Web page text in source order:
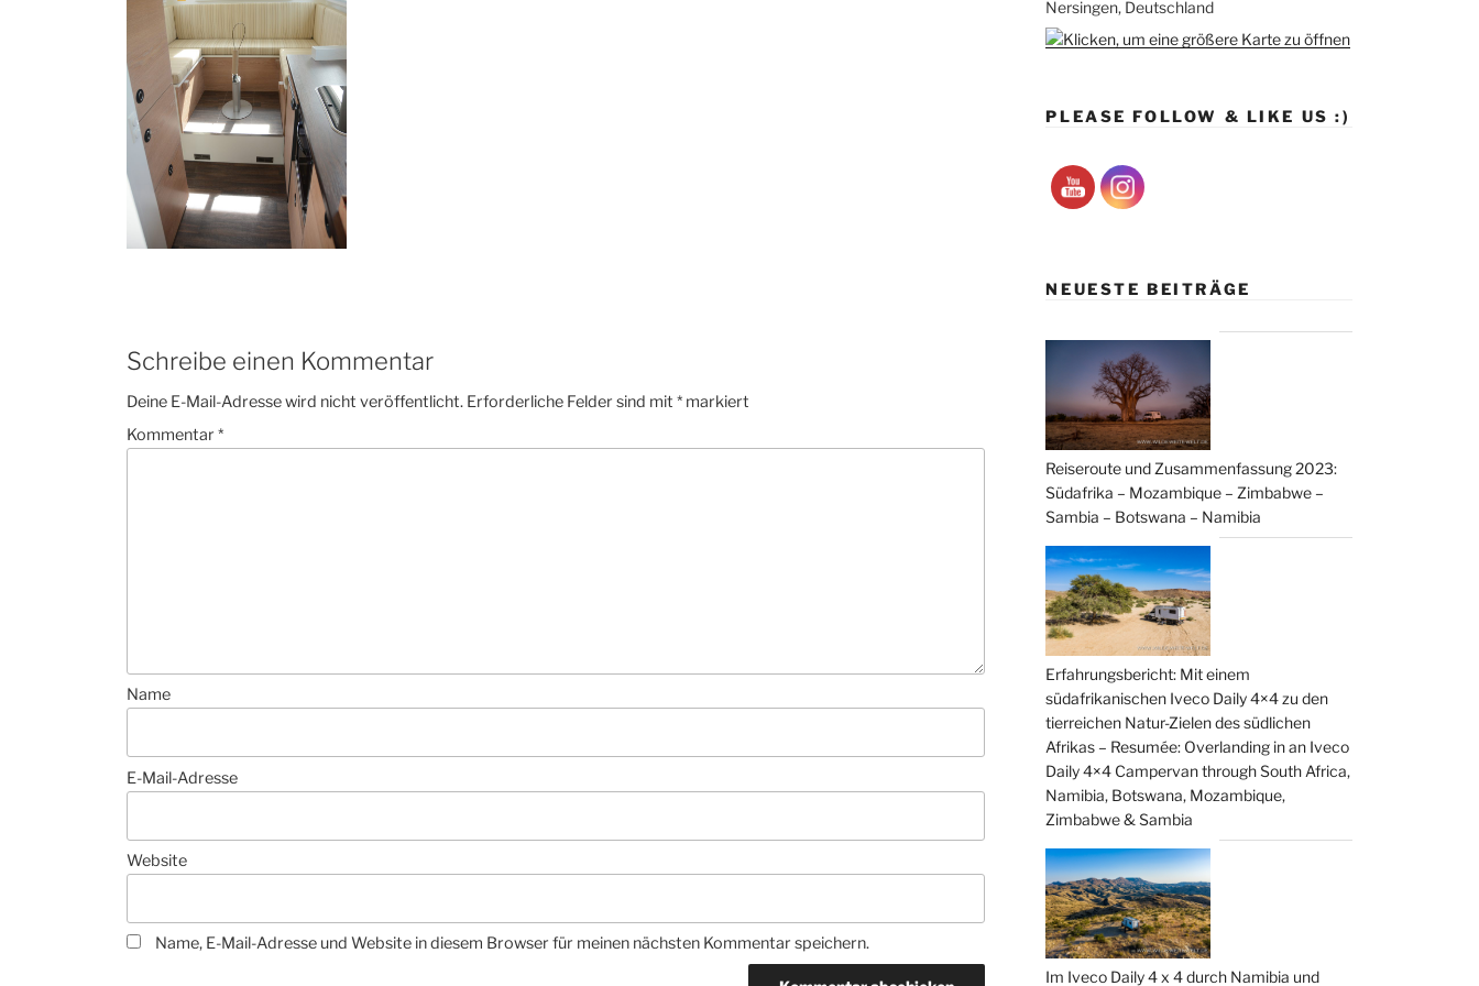
Schreibe einen Kommentar
Deine E-Mail-Adresse wird nicht veröffentlicht. Erforderliche Felder sind mit* markiert
Kommentar*
Name
E-Mail-Adresse
Website
Name, E-Mail-Adresse und Website in diesem Browser für meinen nächsten Kommentar speichern.
Nersingen, Deutschland
PLEASE FOLLOW & LIKE US :)
NEUESTE BEITRÄGE
Reiseroute und Zusammenfassung 2023:
Südafrika – Mozambique – Zimbabwe –
Sambia – Botswana – Namibia
Erfahrungsbericht: Mit einem
südafrikanischen Iveco Daily 4×4 zu den
tierreichen Natur-Zielen des südlichen
Afrikas – Resumée: Overlanding in an Iveco
Daily 4×4 Campervan through South Africa,
Namibia, Botswana, Mozambique,
Zimbabwe & Sambia
Im Iveco Daily 4 x 4 durch Namibia und